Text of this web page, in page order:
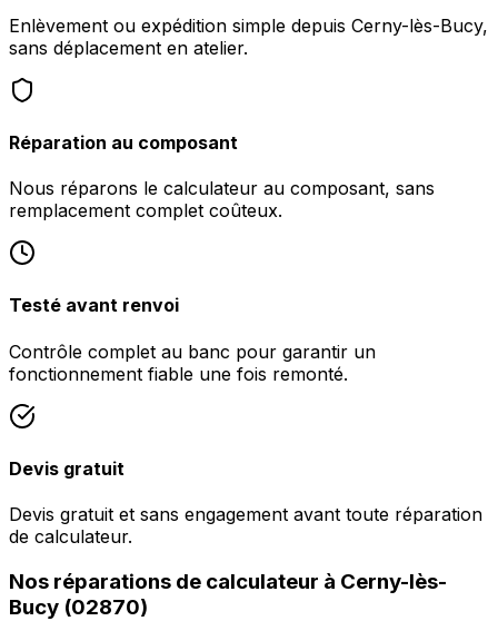
Enlèvement ou expédition simple depuis Cerny-lès-Bucy,
sans déplacement en atelier.
Réparation au composant
Nous réparons le calculateur au composant, sans
remplacement complet coûteux.
Testé avant renvoi
Contrôle complet au banc pour garantir un
fonctionnement fiable une fois remonté.
Devis gratuit
Devis gratuit et sans engagement avant toute réparation
de calculateur.
Nos réparations de calculateur à Cerny-lès-
Bucy (02870)